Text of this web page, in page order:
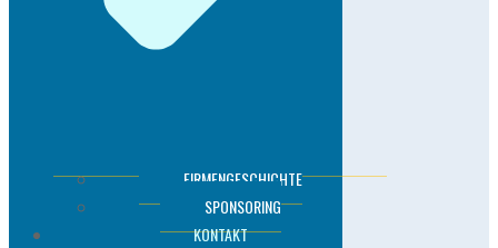
FIRMENGESCHICHTE
SPONSORING
KONTAKT